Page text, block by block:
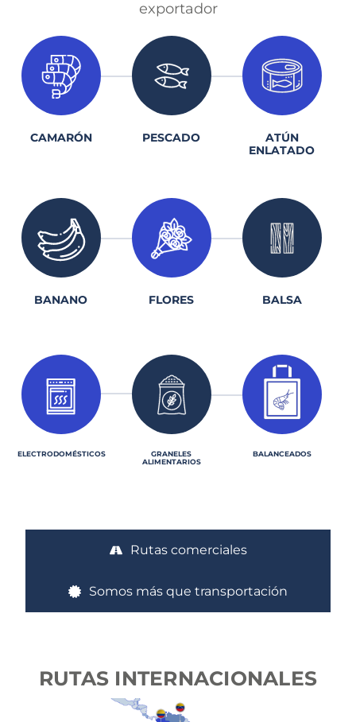
exportador
CAMARÓN PESCADO
ATÚN
ENLATADO
BANANO FLORES BALSA
ELECTRODOMÉSTICOS
GRANELES
ALIMENTARIOS
BALANCEADOS
Rutas comerciales
Somos más que transportación
RUTAS INTERNACIONALES